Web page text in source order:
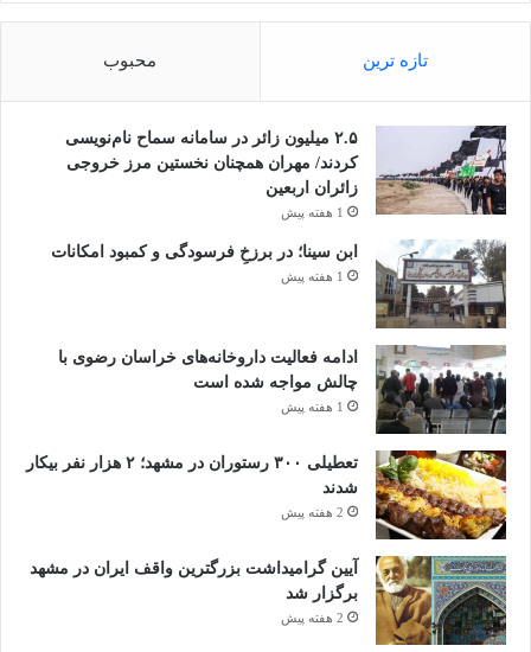
تازه ترین محبوب
۲.۵ میلیون زائر در سامانه سماح نام‌نویسی
کردند/ مهران همچنان نخستین مرز خروجی
زائران اربعین
1 هفته پیش
ابن سینا؛ در برزخِ فرسودگی و کمبود امکانات
1 هفته پیش
ادامه فعالیت داروخانه‌های خراسان رضوی با
چالش مواجه شده است
1 هفته پیش
تعطیلی ۳۰۰ رستوران در مشهد؛ ۲ هزار نفر بیکار
شدند
2 هفته پیش
آیین گرامیداشت بزرگترین واقف ایران در مشهد
برگزار شد
2 هفته پیش